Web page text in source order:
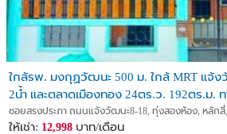
ใกล้รพ. มงกุฏวัฒนะ 500 ม. ใกล้ MRT แจ้ง
2น้ำ และตลาดเมืองทอง 24ตร.ว. 192ตร.ม.
ใหม่ครบ
ซอยสรงประภา ถนนแจ้งวัฒนะ8-18, ทุ่งสองห้อง, หลัก
ให้เช่า: 12,998 บาท/เดือน